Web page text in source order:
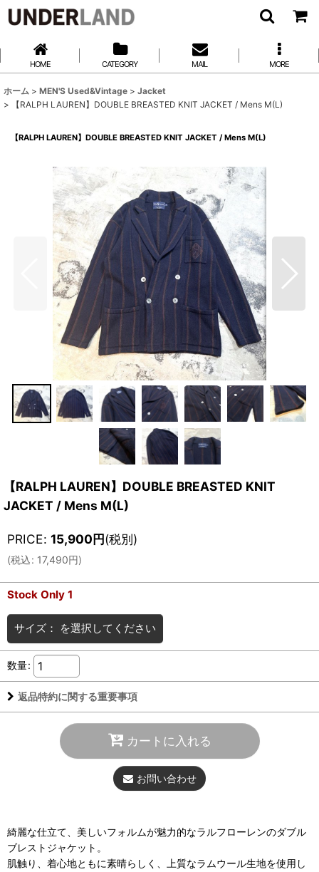
HOME CATEGORY MAIL MORE
ホーム > MEN'S Used&Vintage > Jacket
>
【RALPH LAUREN】DOUBLE BREASTED KNIT JACKET / Mens M(L)
【RALPH LAUREN】DOUBLE BREASTED KNIT JACKET / Mens M(L)
【RALPH LAUREN】DOUBLE BREASTED KNIT
JACKET / Mens M(L)
PRICE: 15,900円(税別)
(税込: 17,490円)
Stock Only 1
サイズ： を選択してください
数量:
返品特約に関する重要事項
カートに入れる
お問い合わせ
綺麗な仕立て、美しいフォルムが魅力的なラルフローレンのダブル
ブレストジャケット。
肌触り、着心地ともに素晴らしく、上質なラムウール生地を使用し